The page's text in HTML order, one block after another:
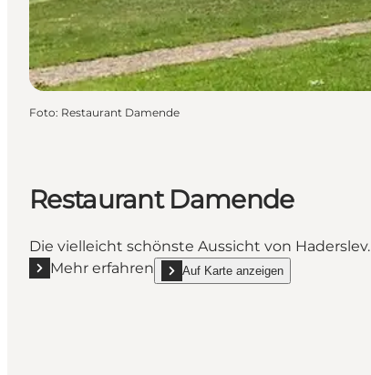
Foto: Restaurant Damende
Restaurant Damende
Die vielleicht schönste Aussicht von Haderslev.
Mehr erfahren
Mehr erfahren "Restaurant Damende"
Auf Karte anzeigen
show Restaurant Damende on_map